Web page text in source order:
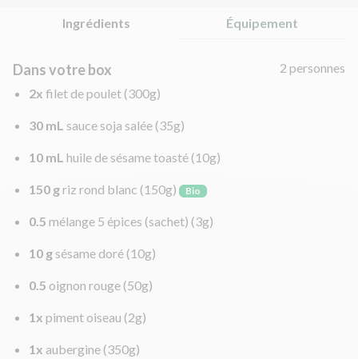
Ingrédients Équipement
Dans votre box
2 personnes
2x filet de poulet (300g)
30 mL sauce soja salée (35g)
10 mL huile de sésame toasté (10g)
150 griz rond blanc (150g) Bio
0.5 mélange 5 épices (sachet) (3g)
10 g sésame doré (10g)
0.5 oignon rouge (50g)
1x piment oiseau (2g)
1x aubergine (350g)